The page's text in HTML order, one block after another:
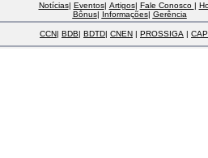
Notícias| Eventos| Artigos| Fale Conosco |
Bônus| Informações| Gerência
CCN| BDB| BDTD| CNEN | PROSSIGA |